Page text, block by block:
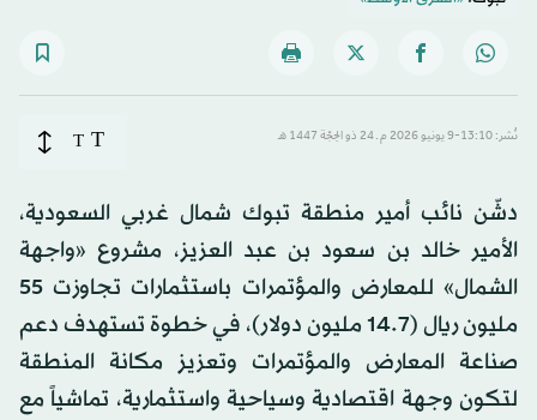
نُشر: 13:10-9 يونيو 2026 م ـ 24 ذو الحِجّة 1447 هـ T
T
دشّن نائب أمير منطقة تبوك شمال غربي السعودية،
الأمير خالد بن سعود بن عبد العزيز، مشروع «واجهة
الشمال» للمعارض والمؤتمرات باستثمارات تجاوزت 55
مليون ريال (14.7 مليون دولار)، في خطوة تستهدف دعم
صناعة المعارض والمؤتمرات وتعزيز مكانة المنطقة
لتكون وجهة اقتصادية وسياحية واستثمارية، تماشياً مع